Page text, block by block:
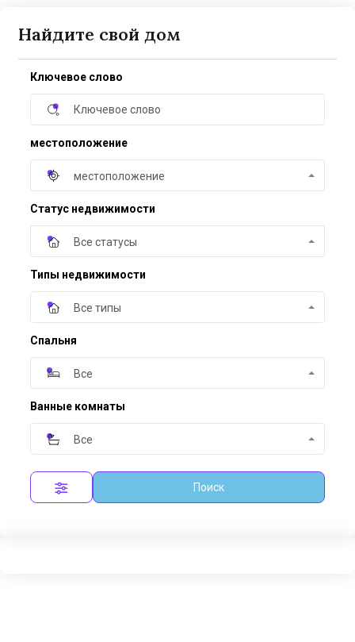
Найдите свой дом
Ключевое слово
местоположение
местоположение
Статус недвижимости
Все статусы
Типы недвижимости
Все типы
Спальня
Все
Ванные комнаты
Все
Поиск